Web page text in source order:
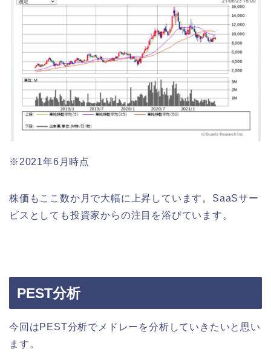
※2021年6月時点
株価もここ数か月で大幅に上昇しています。SaaSサー
ビスとしても投資家からの注目を浴びています。
PEST分析
今回はPEST分析でメドレーを分析していきたいと思い
ます。